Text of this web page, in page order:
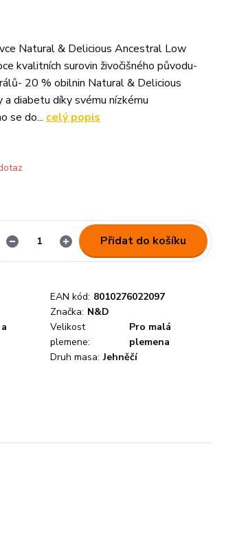
Natural & Delicious Ancestral Low
kvalitních surovin živočišného původu-
20 % obilnin Natural & Delicious
diabetu díky svému nízkému
se do... celý popis
Přidat do košíku
EAN kód: 8010276022097
Značka: N&D
Velikost
plemene:
Pro malá
plemena
Druh masa: Jehněčí